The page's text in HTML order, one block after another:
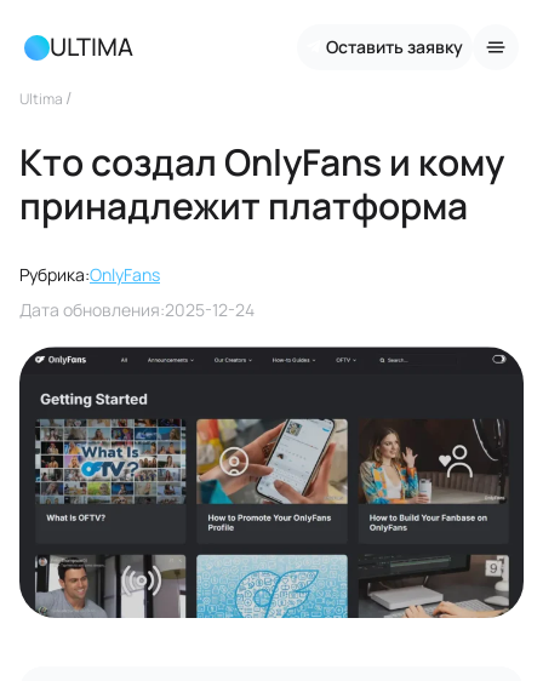
ULTIMA Оставить заявку
Ultima /
Кто создал OnlyFans и кому
принадлежит платформа
Рубрика:OnlyFans
Дата обновления:2025-12-24